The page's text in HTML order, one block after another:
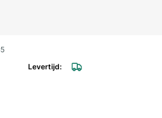
vernikkeld met L-boring 2"
vernikkeld met L-boring 2.1/2"